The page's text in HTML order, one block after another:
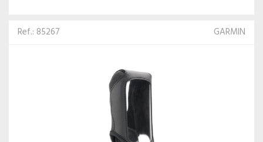
Ref.: 85267 GARMIN